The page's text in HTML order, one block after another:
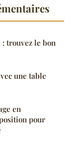
trouvez le bon
une table
en
pour